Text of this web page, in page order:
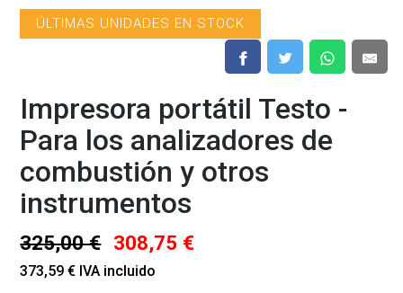
ÚLTIMAS UNIDADES EN STOCK
Impresora portátil Testo -
Para los analizadores de
combustión y otros
instrumentos
325,00 € 308,75 €
373,59 € IVA incluido